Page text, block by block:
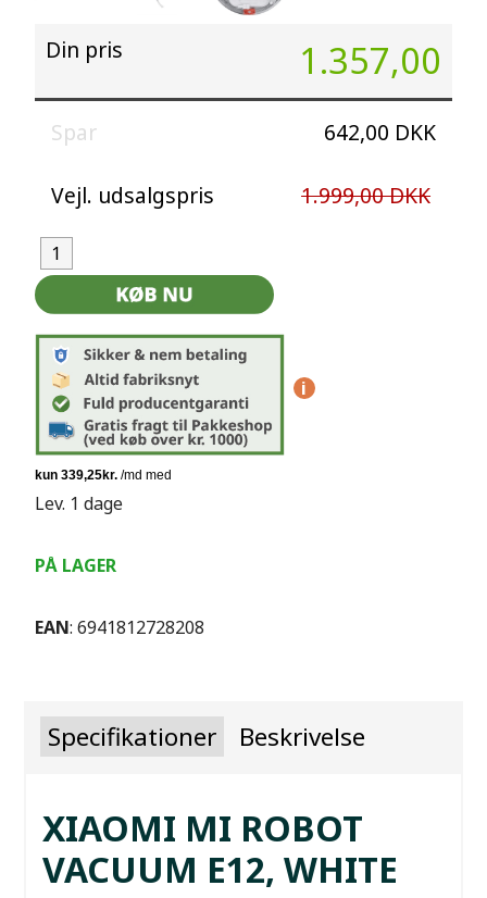
Din pris 1.357,00
Spar 642,00 DKK
Vejl. udsalgspris 1.999,00 DKK
i
Lev. 1 dage
PÅ LAGER
EAN: 6941812728208
Specifikationer Beskrivelse
XIAOMI MI ROBOT
VACUUM E12, WHITE